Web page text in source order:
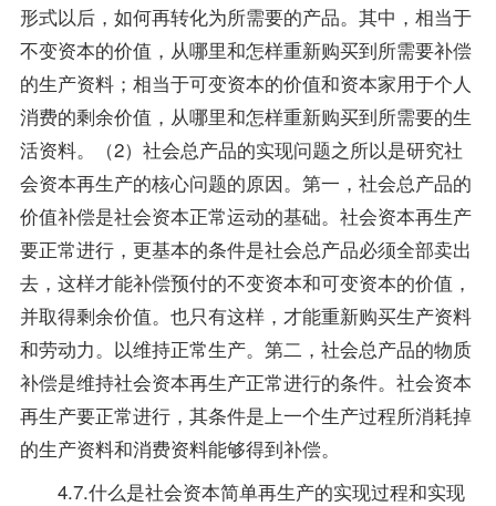
形式以后，如何再转化为所需要的产品。其中，相当于
不变资本的价值，从哪里和怎样重新购买到所需要补偿
的生产资料；相当于可变资本的价值和资本家用于个人
消费的剩余价值，从哪里和怎样重新购买到所需要的生
活资料。（2）社会总产品的实现问题之所以是研究社
会资本再生产的核心问题的原因。第一，社会总产品的
价值补偿是社会资本正常运动的基础。社会资本再生产
要正常进行，更基本的条件是社会总产品必须全部卖出
去，这样才能补偿预付的不变资本和可变资本的价值，
并取得剩余价值。也只有这样，才能重新购买生产资料
和劳动力。以维持正常生产。第二，社会总产品的物质
补偿是维持社会资本再生产正常进行的条件。社会资本
再生产要正常进行，其条件是上一个生产过程所消耗掉
的生产资料和消费资料能够得到补偿。
4.7.什么是社会资本简单再生产的实现过程和实现